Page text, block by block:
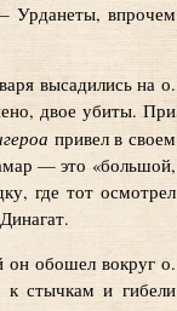
Урданеты, впрочем
высадились на о.
двое убиты. При
привел в своем
— это «большой,
где тот осмотрел
он обошел вокруг о.
к стычкам и гибели